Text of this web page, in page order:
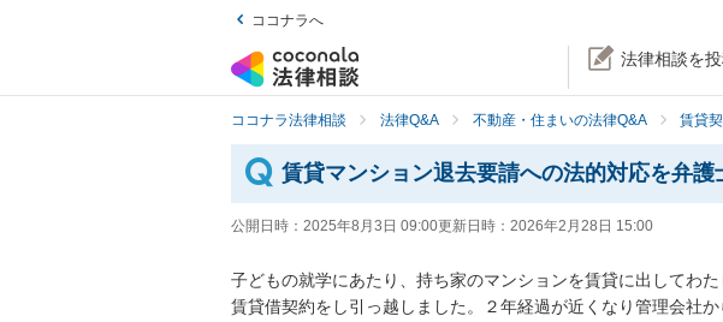
ココナラへ
法律相談を
ココナラ法律相談 法律Q&A 不動産・住まいの法律Q&A 賃貸
賃貸マンション退去要請への法的対応を弁護
公開日時： 2025年8月3日 09:00更新日時： 2026年2月28日 15:00
子どもの就学にあたり、持ち家のマンションを賃貸に出してわ
賃貸借契約をし引っ越しました。２年経過が近くなり管理会社